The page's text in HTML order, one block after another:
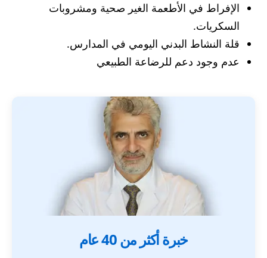
الإفراط في الأطعمة الغير صحية ومشروبات
السكريات.
قلة النشاط البدني اليومي في المدارس.
عدم وجود دعم للرضاعة الطبيعي
خبرة أكثر من 40 عام